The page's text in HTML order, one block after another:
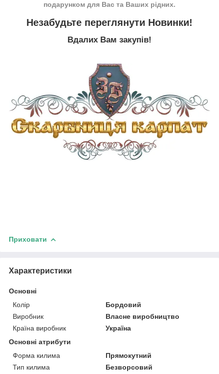
подарунком для Вас та Ваших рідних.
Незабудьте переглянути Новинки!
Вдалих Вам закупів!
Приховати
Характеристики
Основні
Колір
Бордовий
Виробник
Власне виробництво
Країна виробник
Україна
Основні атрибути
Форма килима
Прямокутний
Тип килима
Безворсовий